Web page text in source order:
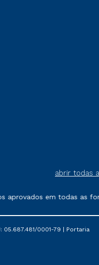
abrir todas
em todas as
0001-79 | Portaria